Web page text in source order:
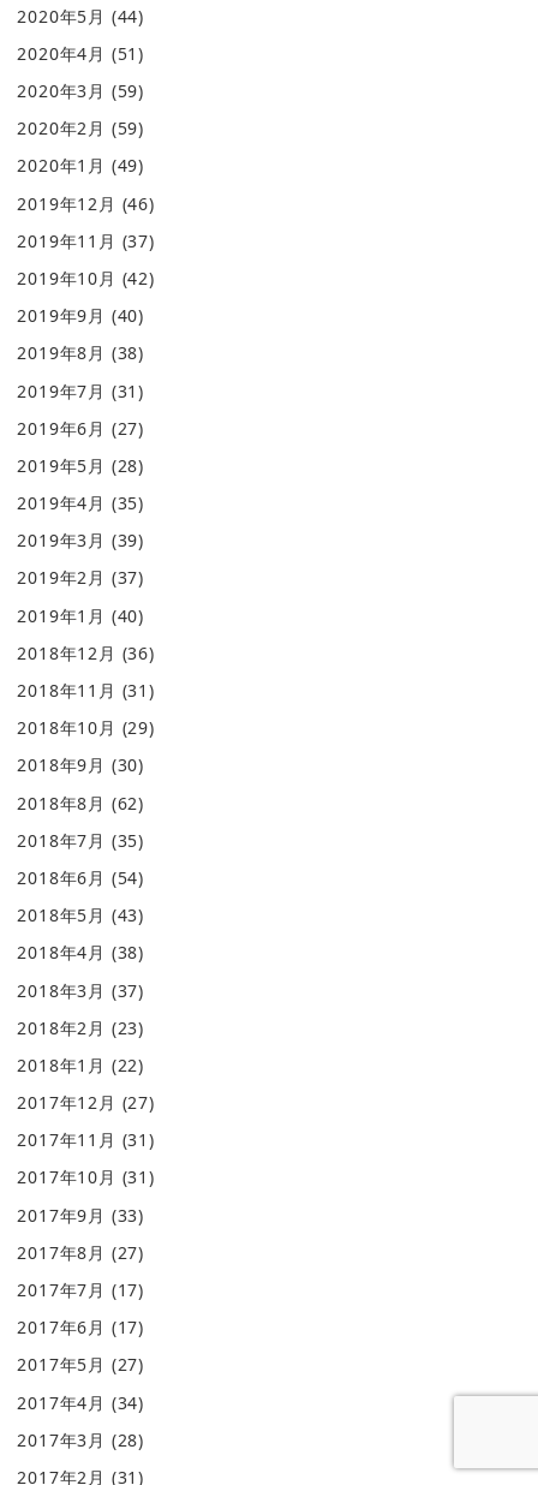
2020年5月 (44)
2020年4月 (51)
2020年3月 (59)
2020年2月 (59)
2020年1月 (49)
2019年12月 (46)
2019年11月 (37)
2019年10月 (42)
2019年9月 (40)
2019年8月 (38)
2019年7月 (31)
2019年6月 (27)
2019年5月 (28)
2019年4月 (35)
2019年3月 (39)
2019年2月 (37)
2019年1月 (40)
2018年12月 (36)
2018年11月 (31)
2018年10月 (29)
2018年9月 (30)
2018年8月 (62)
2018年7月 (35)
2018年6月 (54)
2018年5月 (43)
2018年4月 (38)
2018年3月 (37)
2018年2月 (23)
2018年1月 (22)
2017年12月 (27)
2017年11月 (31)
2017年10月 (31)
2017年9月 (33)
2017年8月 (27)
2017年7月 (17)
2017年6月 (17)
2017年5月 (27)
2017年4月 (34)
2017年3月 (28)
2017年2月 (31)